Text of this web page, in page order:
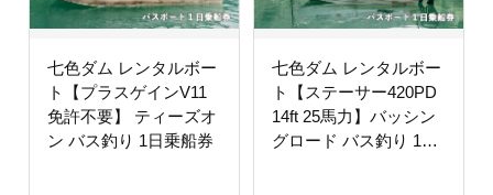
七色ダム レンタルボー
ト【プラスゲインV11
免許不要】 ティーズオ
ン バス釣り 1日乗船券
七色ダム レンタルボー
ト【ステーサー420PD
14ft 25馬力】バッシン
グロード バス釣り 1日